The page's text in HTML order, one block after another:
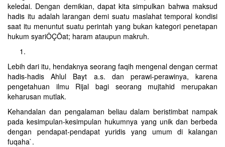
keledai. Dengan demikian, dapat kita simpulkan bahwa maksud
hadis itu adalah larangan demi suatu maslahat temporal kondisi
saat itu menuntut suatu perintah yang bukan kategori penetapan
hukum syariÔÇÖat; haram ataupun makruh.
Lebih dari itu, hendaknya seorang faqih mengenal dengan cermat
hadis-hadis Ahlul Bayt a.s. dan perawi-perawinya, karena
pengetahuan ilmu Rijal bagi seorang mujtahid merupakan
keharusan mutlak.
Kehandalan dan pengalaman beliau dalam beristimbat nampak
pada kesimpulan-kesimpulan hukumnya yang unik dan berbeda
dengan pendapat-pendapat yuridis yang umum di kalangan
fuqaha`.